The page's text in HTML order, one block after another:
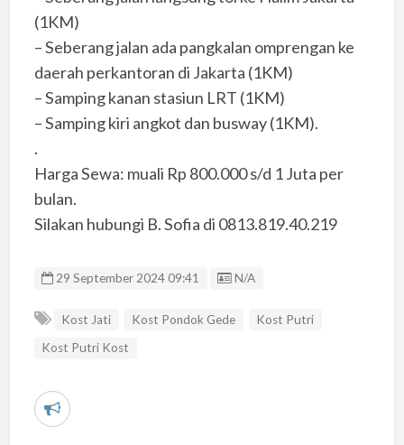
(1KM)
– Seberang jalan ada pangkalan omprengan ke
daerah perkantoran di Jakarta (1KM)
– Samping kanan stasiun LRT (1KM)
– Samping kiri angkot dan busway (1KM).
.
Harga Sewa: muali Rp 800.000 s/d 1 Juta per
bulan.
Silakan hubungi B. Sofia di 0813.819.40.219
29 September 2024 09:41 Listing ID
N/A
Kost Jati Kost Pondok Gede
Kost Putri
Kost Putri Kost
L